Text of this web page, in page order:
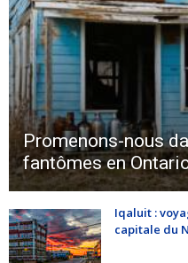
Promenons-nous
fantômes en
Iqaluit :
capitale du